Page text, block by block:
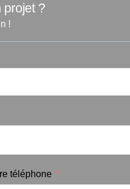
projet ?
!
téléphone